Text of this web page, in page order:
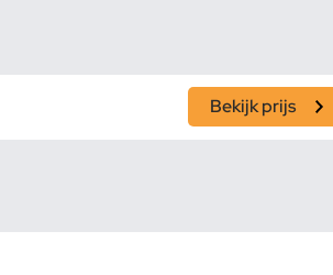
Bekijk prijs